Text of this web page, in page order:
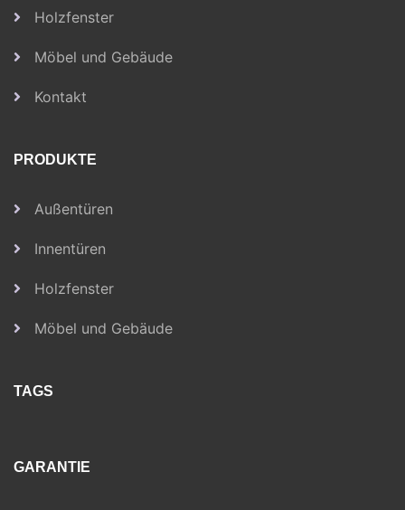
Holzfenster
Möbel und Gebäude
Kontakt
PRODUKTE
Außentüren
Innentüren
Holzfenster
Möbel und Gebäude
TAGS
GARANTIE